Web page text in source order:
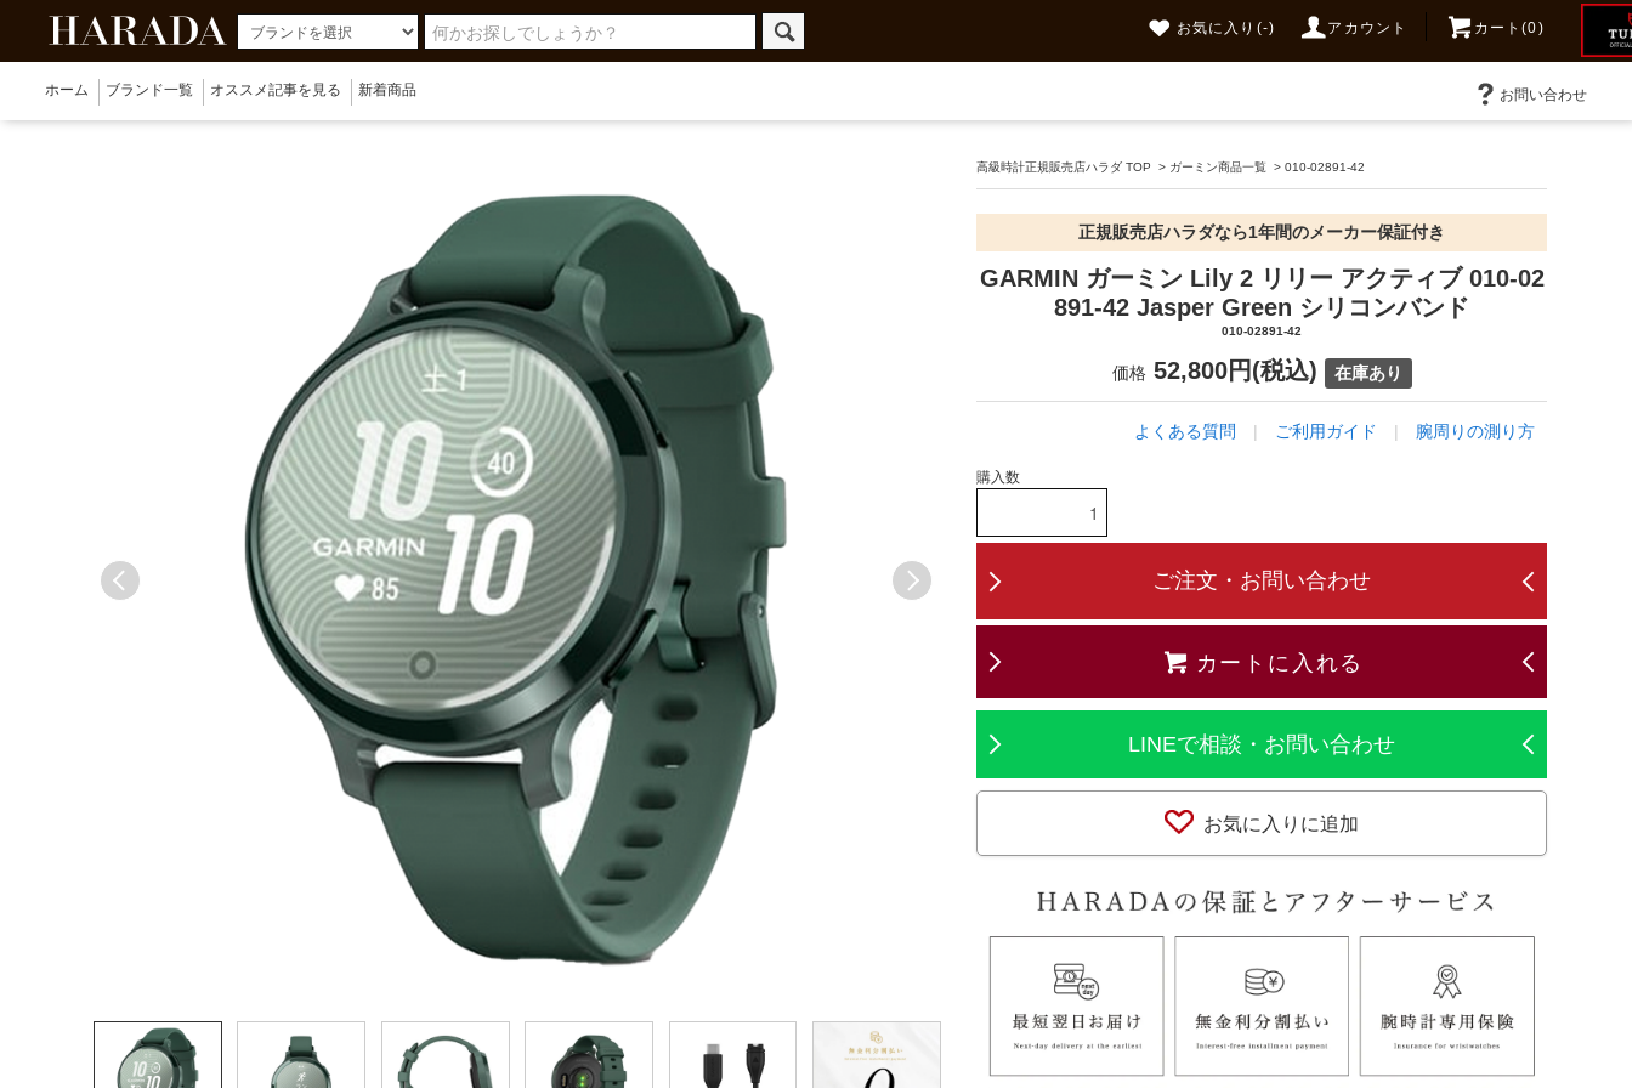
お気に入り (-) アカウント カート(0)
ホーム ブランド一覧 オススメ記事を見る 新着商品 お問い合わせ
高級時計正規販売店ハラダ TOP > ガーミン商品一覧 >010-02891-42
正規販売店ハラダなら1年間のメーカー保証付き
GARMIN ガーミン Lily 2 リリー アクティブ 010-02
891-42 Jasper Green シリコンバンド
010-02891-42
価格52,800円(税込) 在庫あり
よくある質問 | ご利用ガイド | 腕周りの測り方
購入数
ご注文・お問い合わせ
カートに入れる
LINEで相談・お問い合わせ
お気に入りに追加